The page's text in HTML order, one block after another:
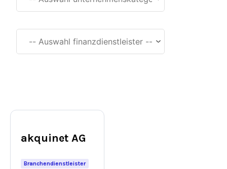
akquinet AG
Branchendienstleister